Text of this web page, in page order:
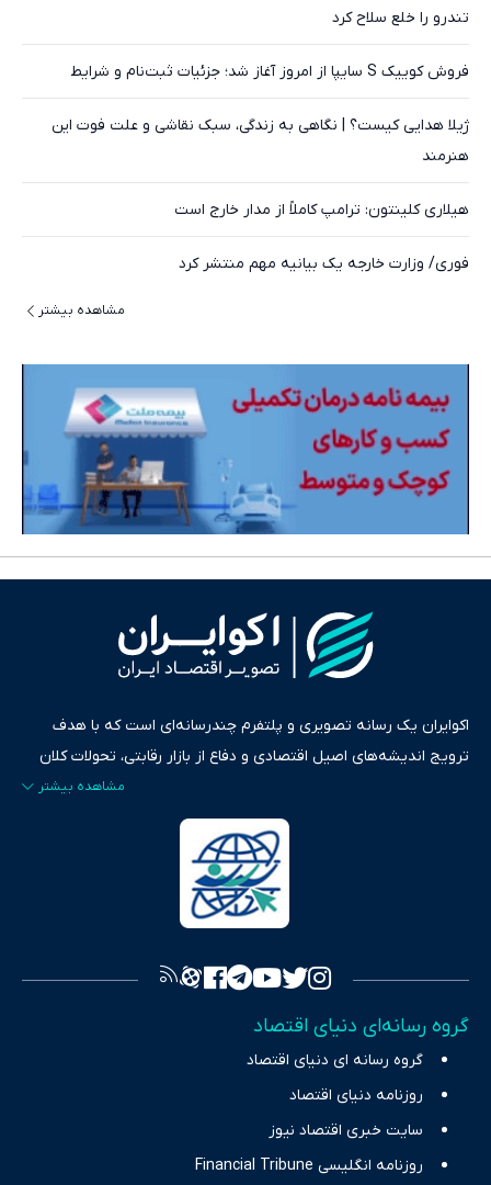
تندرو را خلع سلاح کرد
فروش کوییک S سایپا از امروز آغاز شد؛ جزئیات ثبت‌نام و شرایط
ژیلا هدایی کیست؟ | نگاهی به زندگی، سبک نقاشی و علت فوت این
هنرمند
هیلاری کلینتون: ترامپ کاملاً از مدار خارج است
فوری/ وزارت خارجه یک بیانیه مهم منتشر کرد
مشاهده بیشتر
اکوایران یک رسانه تصویری و پلتفرم چندرسانه‌ای است که با هدف
ترویج اندیشه‌های اصیل اقتصادی و دفاع از بازار رقابتی، تحولات کلان
ایران و جهان را در قالب‌های ویدیو، پادکست، متن و گزارش‌های تحلیلی
پایش می‌کند. این رسانه به عنوان منبعی دقیق و قابل اعتماد، فراتر از
اطلاع‌رسانی صرف، به تبیین سیاست‌ها و کارکردهای بازارهای مالی،
سرمایه‌گذاری، تجارت و حوزه‌های نوظهور می‌پردازد. اکوایران با پایبندی
به اصول «انصاف، امانت و صداقت»، بستری برای انعکاس آراء متنوع
تصویری شفاف از واقعیت‌های اقتصادی ارائه دهد. ما در اکوایران با
چالش‌های فقر و بیکاری را جست‌وجو کرده و در کنار تحلیل آمارها،
نیازهای خبری مخاطبان در حوزه‌های اثرگذار بر اقتصاد را با رویکردی
حرفه‌ای و روزآمد پوشش می‌دهیم.
گروه رسانه‌ای دنیای اقتصاد
گروه رسانه ای دنیای اقتصاد
روزنامه دنیای اقتصاد
سایت خبری اقتصاد نیوز
روزنامه انگلیسی Financial Tribune